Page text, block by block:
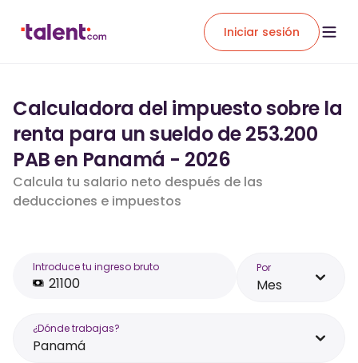
Iniciar sesión
Calculadora del impuesto sobre la
renta para un sueldo de 253.200
PAB en Panamá - 2026
Calcula tu salario neto después de las
deducciones e impuestos
Introduce tu ingreso bruto Por
Mes
¿Dónde trabajas?
Panamá